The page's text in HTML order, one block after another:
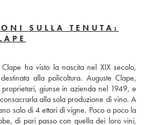
SULLA TENUTA:
ha visto la nascita nel XIX secolo,
alla policoltura. Auguste Clape,
giunse in azienda nel 1949, e
alla sola produzione di vino. A
solo di 4 ettari di vigne. Poco a poco la
di pari passo con quella dei loro vini,